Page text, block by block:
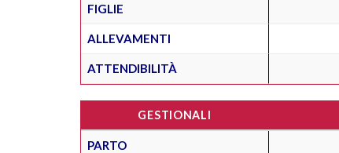
FIGLIE
ALLEVAMENTI
ATTENDIBILITÀ
GESTIONALI
PARTO